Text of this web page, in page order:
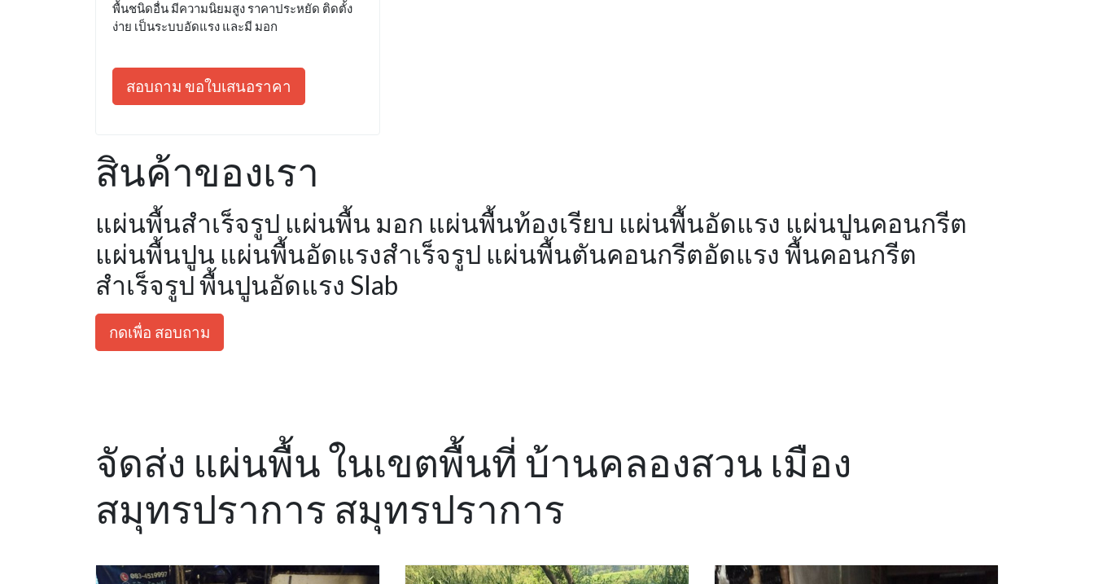
พื้นชนิดอื่น มีความนิยมสูง ราคาประหยัด ติดตั้ง
ง่าย เป็นระบบอัดแรง และมี มอก
สอบถาม ขอใบเสนอราคา
สินค้าของเรา
แผ่นพื้นสำเร็จรูป แผ่นพื้น มอก แผ่นพื้นท้องเรียบ แผ่นพื้นอัดแรง แผ่นปูนคอนกรีต
แผ่นพื้นปูน แผ่นพื้นอัดแรงสำเร็จรูป แผ่นพื้นตันคอนกรีตอัดแรง พื้นคอนกรีต
สำเร็จรูป พื้นปูนอัดแรง Slab
กดเพื่อ สอบถาม
จัดส่ง แผ่นพื้น ในเขตพื้นที่ บ้านคลองสวน เมือง
สมุทรปราการ สมุทรปราการ